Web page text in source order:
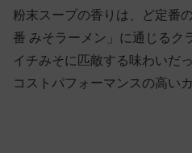
粉末スープの香りは、ど定番
番 みそラーメン」に通じるク
イチみそに匹敵する味わいだ
コストパフォーマンスの高い